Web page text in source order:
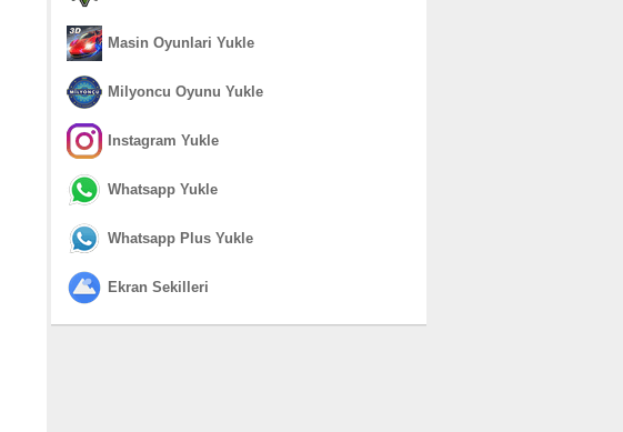
Masin Oyunlari Yukle
Milyoncu Oyunu Yukle
Instagram Yukle
Whatsapp Yukle
Whatsapp Plus Yukle
Ekran Sekilleri